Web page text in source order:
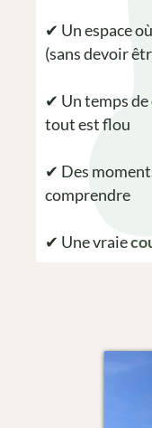
✔ Un espace
(sans devoir
✔ Un temps de
tout est flou
✔ Des
comprendre
✔ Une vraie